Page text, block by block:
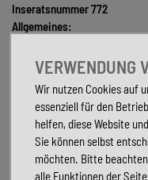
Inseratsnummer 772
Allgemeines:
Chassisfarbe: Tenoritgrau
Facelift
MB FH 419 CDI 190PS
Gewichtsvariante-Gewicht
4x4 (Allrad)
Inzahlungnahme möglich
Pakete:
VERWENDUNG
Wir nutzen Cookies auf
essenziell für den
helfen, diese Website
Sie können selbst
möchten. Bitte
alle Funktionen der